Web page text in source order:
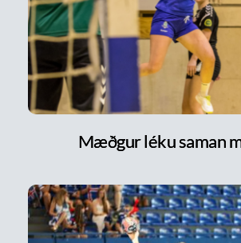
Mæðgur léku saman